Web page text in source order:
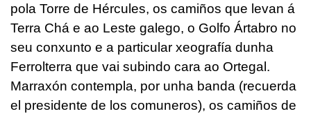
pola Torre de Hércules, os camiños que levan á
Terra Chá e ao Leste galego, o Golfo Ártabro no
seu conxunto e a particular xeografía dunha
Ferrolterra que vai subindo cara ao Ortegal.
Marraxón contempla, por unha banda (recuerda
el presidente de los comuneros), os camiños de